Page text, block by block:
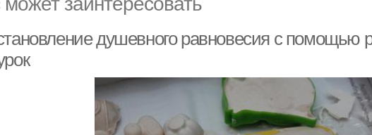
душевного равновесия с помощью